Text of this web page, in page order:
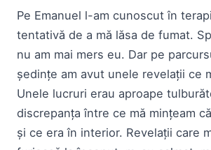
Pe Emanuel l-am cunoscut în
tentativă de a mă lăsa de fumat.
nu am mai mers eu. Dar pe
ședințe am avut unele revelații ce
Unele lucruri erau aproape
discrepanța între ce mă mințeam
și ce era în interior. Revelații care